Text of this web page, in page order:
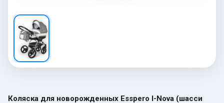
Коляска для новорожденных Esspero I-Nova (шасси